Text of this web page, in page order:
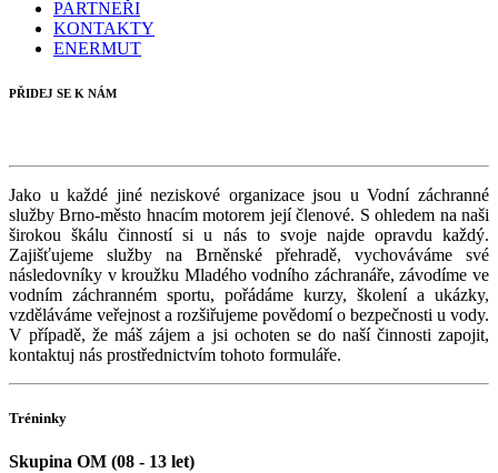
PARTNEŘI
KONTAKTY
ENERMUT
PŘIDEJ SE K NÁM
Jako u každé jiné neziskové organizace jsou u Vodní záchranné
služby Brno-město hnacím motorem její členové. S ohledem na naši
širokou škálu činností si u nás to svoje najde opravdu každý.
Zajišťujeme služby na Brněnské přehradě, vychováváme své
následovníky v kroužku Mladého vodního záchranáře, závodíme ve
vodním záchranném sportu, pořádáme kurzy, školení a ukázky,
vzděláváme veřejnost a rozšiřujeme povědomí o bezpečnosti u vody.
V případě, že máš zájem a jsi ochoten se do naší činnosti zapojit,
kontaktuj nás prostřednictvím tohoto formuláře.
Tréninky
Skupina OM (08 - 13 let)